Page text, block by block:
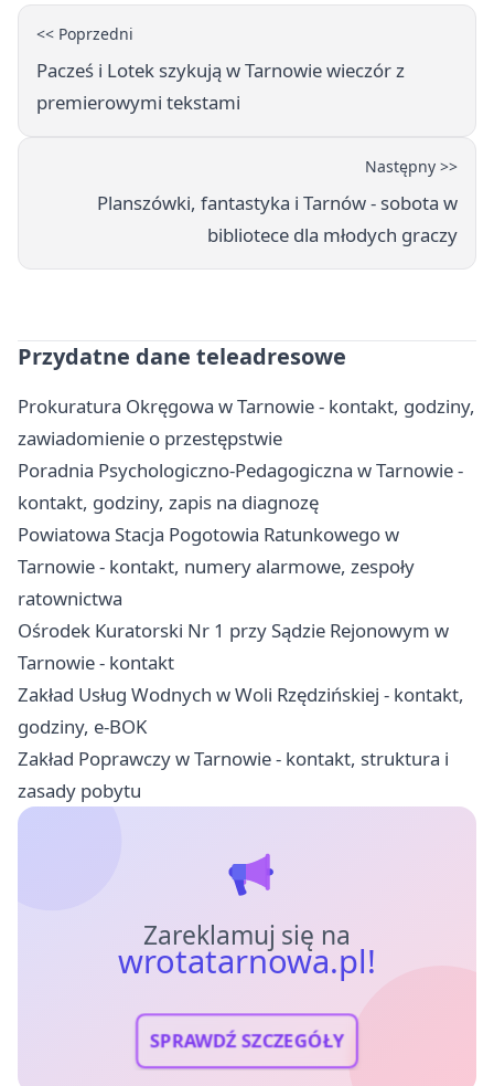
<< Poprzedni
Pacześ i Lotek szykują w Tarnowie wieczór z
premierowymi tekstami
Następny >>
Planszówki, fantastyka i Tarnów - sobota w
bibliotece dla młodych graczy
Przydatne dane teleadresowe
Prokuratura Okręgowa w Tarnowie - kontakt, godziny,
zawiadomienie o przestępstwie
Poradnia Psychologiczno-Pedagogiczna w Tarnowie -
kontakt, godziny, zapis na diagnozę
Powiatowa Stacja Pogotowia Ratunkowego w
Tarnowie - kontakt, numery alarmowe, zespoły
ratownictwa
Ośrodek Kuratorski Nr 1 przy Sądzie Rejonowym w
Tarnowie - kontakt
Zakład Usług Wodnych w Woli Rzędzińskiej - kontakt,
godziny, e-BOK
Zakład Poprawczy w Tarnowie - kontakt, struktura i
zasady pobytu
Zareklamuj się na
wrotatarnowa.pl!
SPRAWDŹ SZCZEGÓŁY